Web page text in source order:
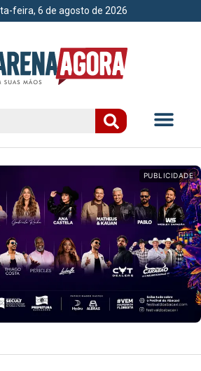
feira, 6 de agosto de 2026
PUBLICIDADE